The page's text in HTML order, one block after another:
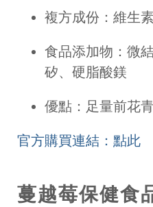
複方成份：維生
食品添加物：微
矽、硬脂酸鎂
優點：足量前花
官方購買連結：點此
蔓越莓保健食